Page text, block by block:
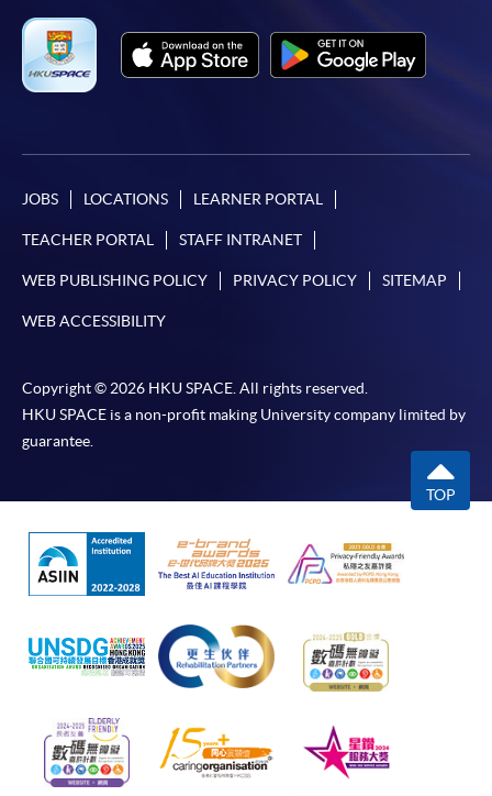
*信用咭網上繳費服務- 申請人可以 VISA 或
Mastercard（包括「香港大學專業進修學院
Mastercard卡」）繳付學費。
學中心作付款安排。
如欲了解如何於網上報讀新課程及繳費，請瀏覽網上
申請/報讀指南 :
-個別學歷頒授課程
個別課程為須報讀同一學歷頒授課程及其他單元或繳
交下期學費的學員，提供網上服務，如學員就讀的課
程設有此服務，課程負責人會通知學員有關程序。
網上支付可通過「繳費靈」(PPS) (不適用於手機)、
VISA 或 Mastercard、「微信支付」(Online WeChat
Pay) 、「支付寶」(Online Alipay) 或 「轉數快」(FPS)
JOBS LOCATIONS LEARNER PORTAL
TEACHER PORTAL STAFF INTRANET
WEB PUBLISHING POLICY PRIVACY POLICY SITEMAP
WEB ACCESSIBILITY
Copyright © 2026 HKU SPACE. All rights reserved.
HKU SPACE is a non-profit making University company limited by
guarantee.
TOP